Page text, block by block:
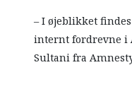
– I øjeblikket
internt fordrevne i
Sultani fra